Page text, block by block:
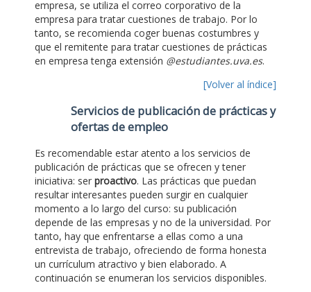
empresa, se utiliza el correo corporativo de la
empresa para tratar cuestiones de trabajo. Por lo
tanto, se recomienda coger buenas costumbres y
que el remitente para tratar cuestiones de prácticas
en empresa tenga extensión @estudiantes.uva.es.
[Volver al índice]
Servicios de publicación de prácticas y
ofertas de empleo
Es recomendable estar atento a los servicios de
publicación de prácticas que se ofrecen y tener
iniciativa: ser proactivo. Las prácticas que puedan
resultar interesantes pueden surgir en cualquier
momento a lo largo del curso: su publicación
depende de las empresas y no de la universidad. Por
tanto, hay que enfrentarse a ellas como a una
entrevista de trabajo, ofreciendo de forma honesta
un currículum atractivo y bien elaborado. A
continuación se enumeran los servicios disponibles.